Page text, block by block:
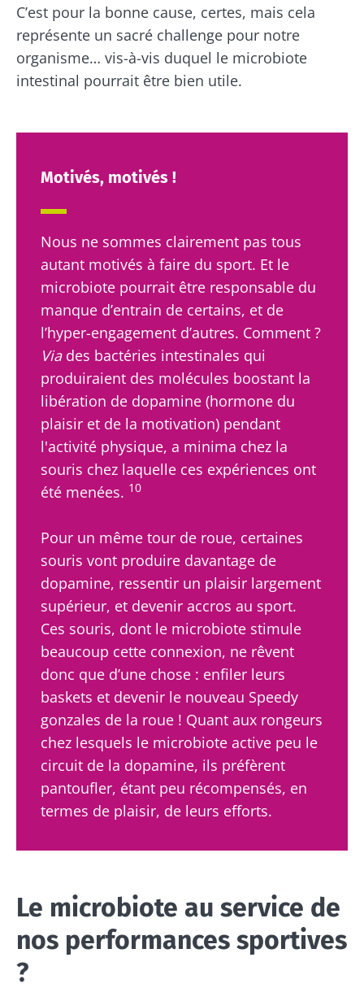
C’est pour la bonne cause, certes, mais cela
représente un sacré challenge pour notre
organisme… vis-à-vis duquel le microbiote
intestinal pourrait être bien utile.
Motivés, motivés !
Nous ne sommes clairement pas tous
autant motivés à faire du sport. Et le
microbiote pourrait être responsable du
manque d’entrain de certains, et de
l’hyper-engagement d’autres. Comment ?
Viades bactéries intestinales qui
produiraient des molécules boostant la
libération de dopamine (hormone du
plaisir et de la motivation) pendant
l'activité physique, a minima chez la
souris chez laquelle ces expériences ont
été menées. 10
Pour un même tour de roue, certaines
souris vont produire davantage de
dopamine, ressentir un plaisir largement
supérieur, et devenir accros au sport.
Ces souris, dont le microbiote stimule
beaucoup cette connexion, ne rêvent
donc que d’une chose : enfiler leurs
baskets et devenir le nouveau Speedy
gonzales de la roue ! Quant aux rongeurs
chez lesquels le microbiote active peu le
circuit de la dopamine, ils préfèrent
pantoufler, étant peu récompensés, en
termes de plaisir, de leurs efforts.
Le microbiote au service de
nos performances sportives
?